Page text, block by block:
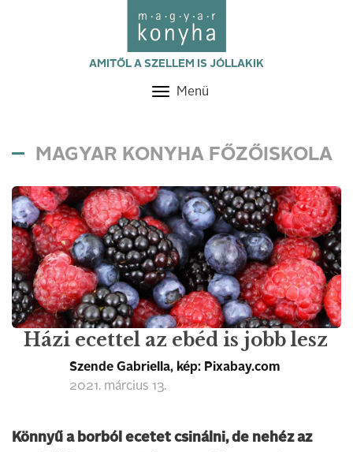
AMITŐL A SZELLEM IS JÓLLAKIK
Toggle
Menü
MAGYAR KONYHA FŐZŐISKOLA
Házi ecettel az ebéd is jobb lesz
Szende Gabriella, kép: Pixabay.com
2021. március 13.
Könnyű a borból ecetet csinálni, de nehéz az